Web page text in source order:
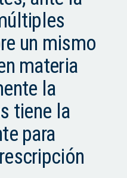
un mismo
materia
la
tiene la
para